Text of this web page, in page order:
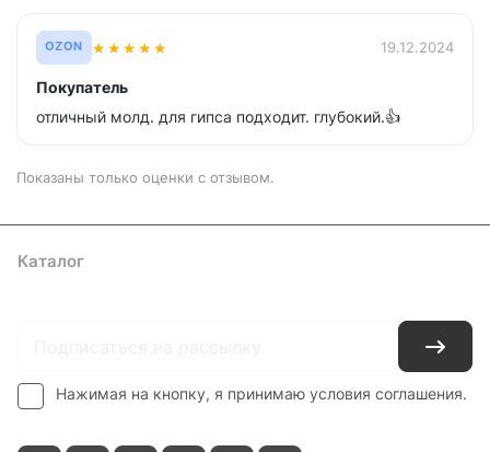
OZON ★★★★★ 19.12.2024
Покупатель
отличный молд. для гипса подходит. глубокий.👍
Показаны только оценки с отзывом.
Каталог
Нажимая на кнопку, я принимаю условия соглашения.